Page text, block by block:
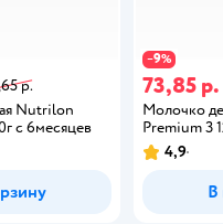
р.
Nutrilon
с 6месяцев
−9%
73,85 р.
Молочко
Premium 3
4,9
В